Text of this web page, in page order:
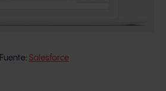
Fuente: Salesforce